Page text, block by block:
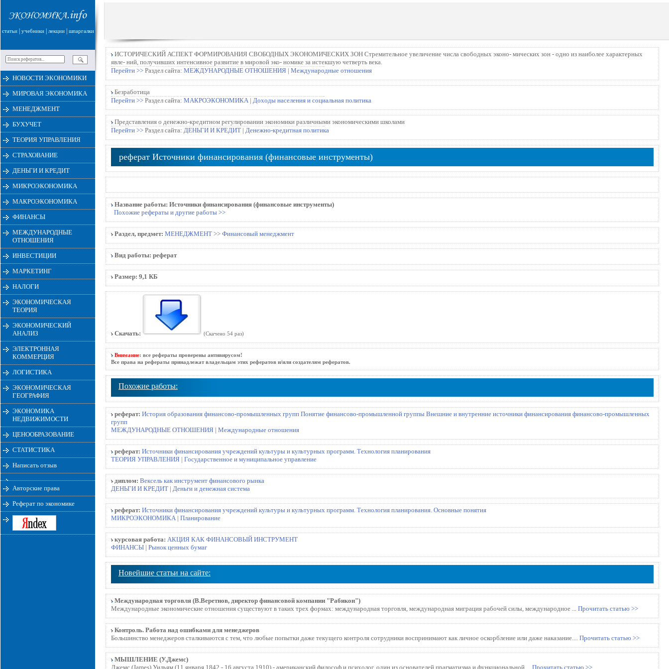
статьи| учебники| лекции| шпаргалки
НОВОСТИ ЭКОНОМИКИ
МИРОВАЯ ЭКОНОМИКА
МЕНЕДЖМЕНТ
БУХУЧЕТ
ТЕОРИЯ УПРАВЛЕНИЯ
СТРАХОВАНИЕ
ДЕНЬГИ И КРЕДИТ
МИКРОЭКОНОМИКА
МАКРОЭКОНОМИКА
ФИНАНСЫ
МЕЖДУНАРОДНЫЕ
ОТНОШЕНИЯ
ИНВЕСТИЦИИ
МАРКЕТИНГ
НАЛОГИ
ЭКОНОМИЧЕСКАЯ
ТЕОРИЯ
ЭКОНОМИЧЕСКИЙ
АНАЛИЗ
ЭЛЕКТРОННАЯ
КОММЕРЦИЯ
ЛОГИСТИКА
ЭКОНОМИЧЕСКАЯ
ГЕОГРАФИЯ
ЭКОНОМИКА
НЕДВИЖИМОСТИ
ЦЕНООБРАЗОВАНИЕ
СТАТИСТИКА
Написать отзыв
Авторские права
Реферат по экономике
ИСТОРИЧЕСКИЙ АСПЕКТ ФОРМИРОВАНИЯ СВОБОДНЫХ ЭКОНОМИЧЕСКИХ ЗОН Стремительное увеличение числа свободных эконо- мических зон - одно из наиболее характерных
явле- ний, получивших интенсивное развитие в мировой эко- номике за истекшую четверть века.
Перейти >> Раздел сайта: МЕЖДУНАРОДНЫЕ ОТНОШЕНИЯ | Международные отношения
Безработица
Перейти >> Раздел сайта: МАКРОЭКОНОМИКА | Доходы населения и социальная политика
Представления о денежно-кредитном регулировании экономики различными экономическими школами
Перейти >> Раздел сайта: ДЕНЬГИ И КРЕДИТ | Денежно-кредитная политика
реферат Источники финансирования (финансовые инструменты)
Название работы: Источники финансирования (финансовые инструменты)
Похожие рефераты и другие работы >>
Раздел, предмет: МЕНЕДЖМЕНТ >> Финансовый менеджмент
Вид работы: реферат
Размер: 9,1 КБ
Скачать: (Скачено 54 раз)
Внимание: все рефераты проверены антивирусом!
Все права на рефераты принадлежат владельцам этих рефератов и/или создателям рефератов.
Похожие работы:
реферат: История образования финансово-промышленных групп Понятие финансово-промышленной группы Внешние и внутренние источники финансирования финансово-промышленных
групп
МЕЖДУНАРОДНЫЕ ОТНОШЕНИЯ | Международные отношения
реферат: Источники финансирования учреждений культуры и культурных программ. Технология планирования
ТЕОРИЯ УПРАВЛЕНИЯ | Государственное и муниципальное управление
диплом: Вексель как инструмент финансового рынка
ДЕНЬГИ И КРЕДИТ | Деньги и денежная система
реферат: Источники финансирования учреждений культуры и культурных программ. Технология планирования. Основные понятия
МИКРОЭКОНОМИКА | Планирование
курсовая работа: АКЦИЯ КАК ФИНАНСОВЫЙ ИНСТРУМЕНТ
ФИНАНСЫ | Рынок ценных бумаг
Новейшие статьи на сайте:
Международная торговля (В.Веретнов, директор финансовой компании "Рабикон")
Международные экономические отношения существуют в таких трех формах: международная торговля, международная миграция рабочей силы, международное ... Прочитать статью >>
Контроль. Работа над ошибками для менеджеров
Большинство менеджеров сталкиваются с тем, что любые попытки даже текущего контроля сотрудники воспринимают как личное оскорбление или даже наказание.... Прочитать статью >>
МЫШЛЕНИЕ (У.Джемс)
Джемс (James) Уильям (11 января 1842 - 16 августа 1910) - американский философ и психолог, один из основателей прагматизма и функциональной ... Прочитать статью >>